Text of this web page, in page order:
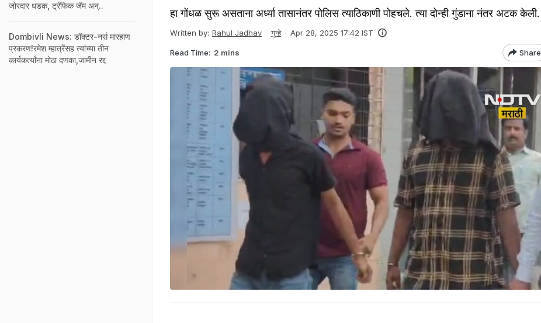
हा गोंधळ सुरू असताना अर्ध्या तासानंतर पोलिस त्याठिकाणी पोहचले. त्या दोन्ही गुंडाना नंतर अटक केली.
Written by: Rahul Jadhav गुन्हे Apr 28, 2025 17:42 IST
Read Time: 2 mins Share
जोरदार धडक, ट्रॅफिक जॅम अन्..
Dombivli News: डॉक्टर-नर्स मारहाण
प्रकरण!रमेश म्हात्रेंसह त्यांच्या तीन
कार्यकर्त्यांना मोठा दणका,जामीन रद्द